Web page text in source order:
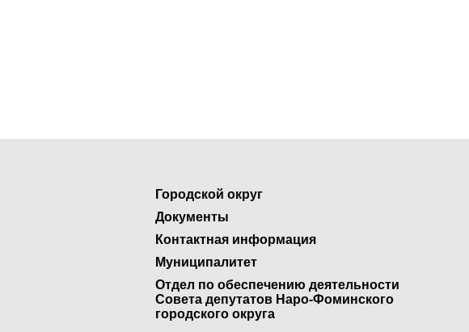
Городской округ
Документы
Контактная информация
Муниципалитет
Отдел по обеспечению деятельности
Совета депутатов Наро-Фоминского
городского округа